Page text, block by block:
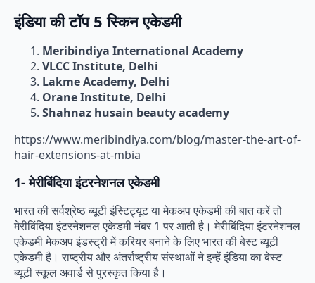
इंडिया की टॉप 5 स्किन एकेडमी
Meribindiya International Academy
VLCC Institute, Delhi
Lakme Academy, Delhi
Orane Institute, Delhi
Shahnaz husain beauty academy
https://www.meribindiya.com/blog/master-the-art-of-
hair-extensions-at-mbia
1- मेरीबिंदिया इंटरनेशनल एकेडमी
भारत की सर्वश्रेष्ठ ब्यूटी इंस्टिट्यूट या मेकअप एकेडमी की बात करें तो
मेरीबिंदिया इंटरनेशनल एकेडमी नंबर 1 पर आती है। मेरीबिंदिया इंटरनेशनल
एकेडमी मेकअप इंडस्ट्री में करियर बनाने के लिए भारत की बेस्ट ब्यूटी
एकेडमी है। राष्ट्रीय और अंतर्राष्ट्रीय संस्थाओं ने इन्हें इंडिया का बेस्ट
ब्यूटी स्कूल अवार्ड से पुरस्कृत किया है।